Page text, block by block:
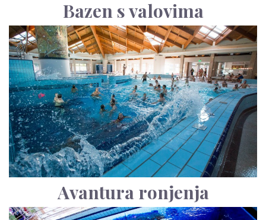
Bazen s valovima
Avantura ronjenja